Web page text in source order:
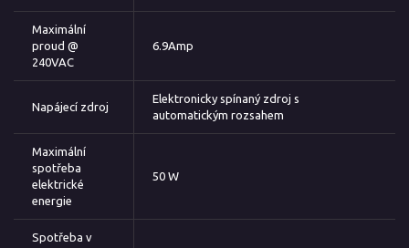
Maximální
proud @
240VAC
6.9Amp
Napájecí zdroj
Elektronicky spínaný zdroj s
automatickým rozsahem
Maximální
spotřeba
elektrické
energie
50 W
Spotřeba v